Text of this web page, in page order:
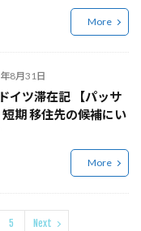
More
8月31日
イツ滞在記 【パッサ
短期 移住先の候補にい
More
5 Next